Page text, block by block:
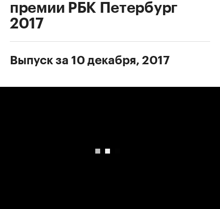
премии РБК Петербург
2017
Выпуск за 10 декабря, 2017